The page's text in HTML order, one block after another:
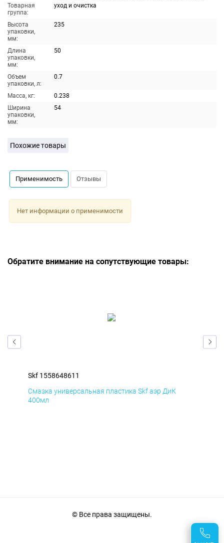
Товарная
группа:
уход и очистка
Высота
упаковки,
мм:
235
Длина
упаковки,
мм:
50
Объем
упаковки, л:
0.7
Масса, кг:
0.238
Ширина
упаковки,
мм:
54
Похожие товары
Применимость Отзывы
Нет информации о применимости
Обратите внимание на сопутствующие товары:
Skf 1558648611
Смазка универсальная пластика Skf аэр ДиК
400мл
© Все права защищены.